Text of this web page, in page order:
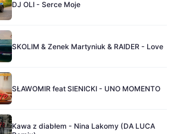
DJ OLI - Serce Moje
SKOLIM & Zenek Martyniuk & RAIDER - Love
SŁAWOMIR feat SIENICKI - UNO MOMENTO
Kawa z diabłem - Nina Lakomy (DA LUCA